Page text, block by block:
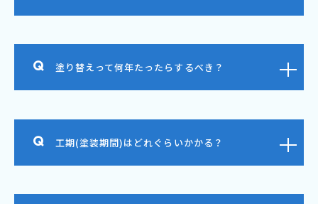
塗り替えって何年たったらするべき？
工期(塗装期間)はどれぐらいかかる？